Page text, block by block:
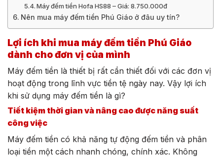
Máy đếm tiền Hofa HS88 – Giá: 8.750.000đ
Nên mua máy đếm tiền Phú Giáo ở đâu uy tín?
Lợi ích khi mua máy đếm tiền Phú Giáo
dành cho đơn vị của mình
Máy đếm tiền là thiết bị rất cần thiết đối với các đơn vị
hoạt động trong lĩnh vực tiền tệ ngày nay. Vậy lợi ích
khi sử dụng máy đếm tiền là gì?
Tiết kiệm thời gian và nâng cao được năng suất
công việc
Máy đếm tiền có khả năng tự động đếm tiền và phân
loại tiền một cách nhanh chóng, chính xác. Không